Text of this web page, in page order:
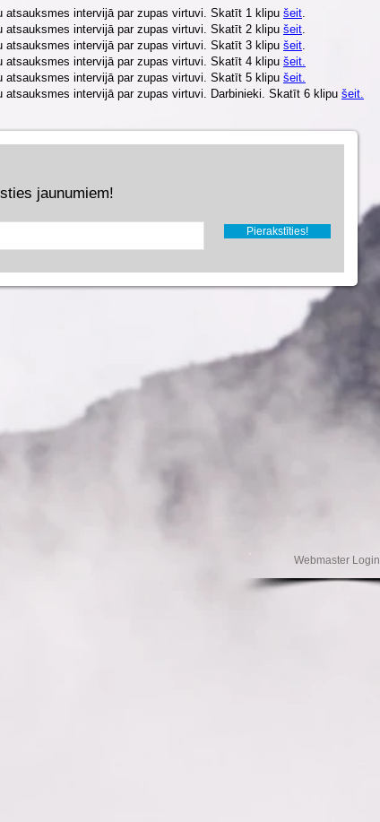
atsauksmes intervijā par zupas virtuvi. Skatīt 1 klipu šeit.
atsauksmes intervijā par zupas virtuvi. Skatīt 2 klipu šeit.
atsauksmes intervijā par zupas virtuvi. Skatīt 3 klipu šeit.
atsauksmes intervijā par zupas virtuvi. Skatīt 4 klipu šeit.
atsauksmes intervijā par zupas virtuvi. Skatīt 5 klipu šeit.
atsauksmes intervijā par zupas virtuvi. Darbinieki. Skatīt 6 klipu šeit.
jaunumiem!
Pierakstīties!
Webmaster Login